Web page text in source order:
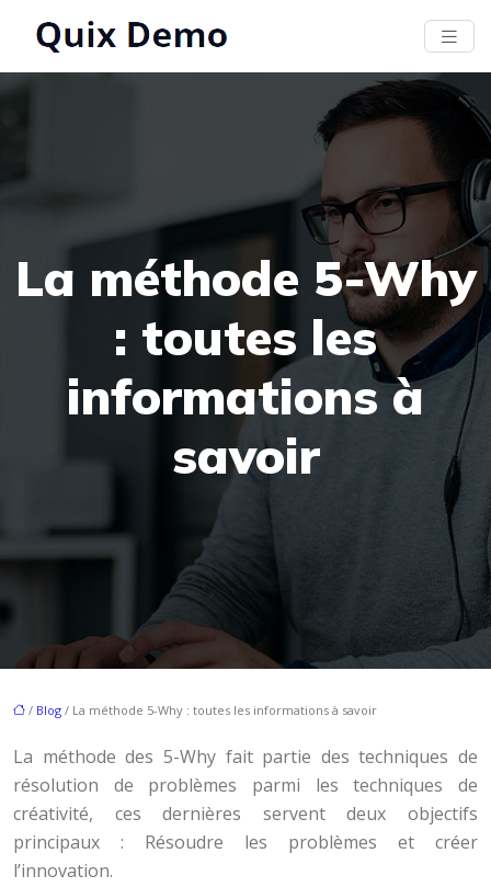
La méthode 5-Why
: toutes les
informations à
savoir
/ Blog / La méthode 5-Why : toutes les informations à savoir
La méthode des 5-Why fait partie des techniques de
résolution de problèmes parmi les techniques de
créativité, ces dernières servent deux objectifs
principaux : Résoudre les problèmes et créer
l’innovation.